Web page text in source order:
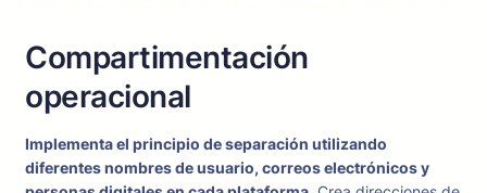
Compartimentación
operacional
Implementa el principio de separación utilizando
diferentes nombres de usuario, correos electrónicos y